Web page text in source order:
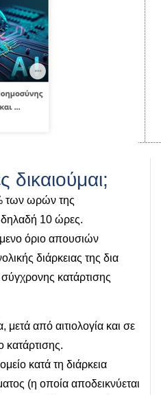
δικαιούμαι;
των ωρών της
10 ώρες.
όριο απουσιών
διάρκειας της δια
κατάρτισης
μετά από αιτιολογία και σε
κατά τη διάρκεια
(η οποία αποδεικνύεται